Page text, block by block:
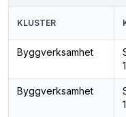
KLUSTER
Byggverksamhet
Byggverksamhet